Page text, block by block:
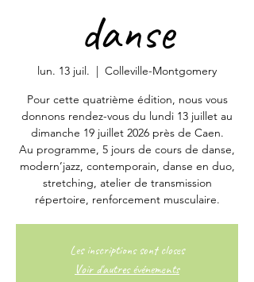
danse
lun. 13 juil.
  |
Colleville-Montgomery
Pour cette quatrième édition, nous vous
donnons rendez-vous du lundi 13 juillet au
dimanche 19 juillet 2026 près de Caen.
Au programme, 5 jours de cours de danse,
modern’jazz, contemporain, danse en duo,
stretching, atelier de transmission
Les inscriptions sont closes
Voir d'autres événements